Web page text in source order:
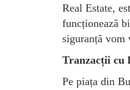
Real Estate,
funcționează
siguranță vom
Tranzacții cu
Pe piața din